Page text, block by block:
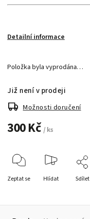
Detailní informace
Položka byla vyprodána…
300 Kč / ks
Již není v prodeji
Možnosti doručení
Zeptat se Hlídat Sdílet